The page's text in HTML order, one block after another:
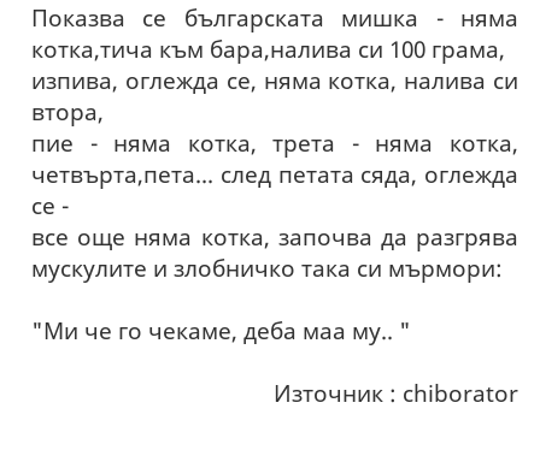
Показва се българската мишка - няма
котка,тича към бара,налива си 100 грама,
изпива, оглежда се, няма котка, налива си
втора,
пие - няма котка, трета - няма котка,
четвърта,пета... след петата сяда, оглежда
се -
все още няма котка, започва да разгрява
мускулите и злобничко така си мърмори:
"Ми че го чекаме, деба маа му.. "
Източник : chiborator